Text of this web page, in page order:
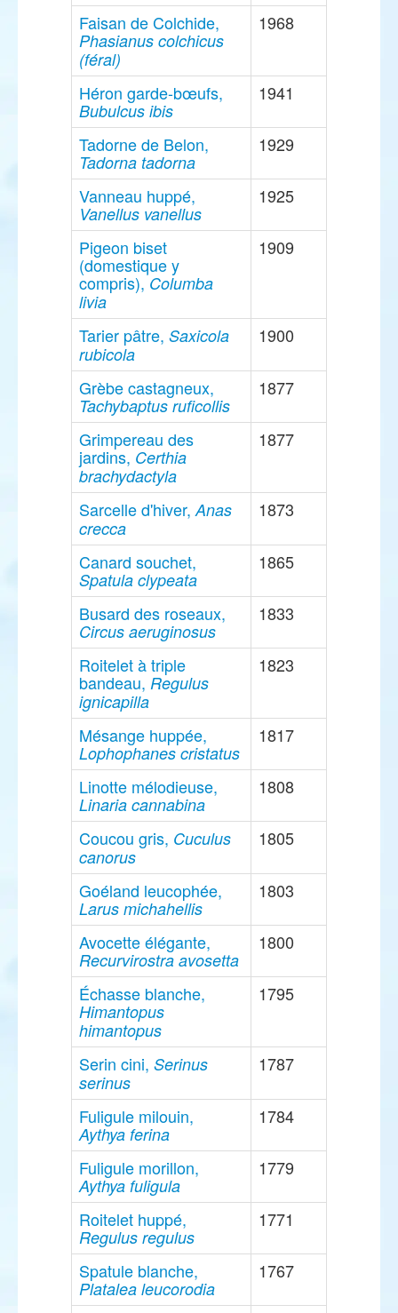
Faisan de Colchide,
Phasianus colchicus
(féral)
1968
Héron garde-bœufs,
Bubulcus ibis
1941
Tadorne de Belon,
Tadorna tadorna
1929
Vanneau huppé,
Vanellus vanellus
1925
Pigeon biset
(domestique y
compris),Columba
livia
1909
Tarier pâtre, Saxicola
rubicola
1900
Grèbe castagneux,
Tachybaptus ruficollis
1877
Grimpereau des
jardins, Certhia
brachydactyla
1877
Sarcelle d'hiver,Anas
crecca
1873
Canard souchet,
Spatula clypeata
1865
Busard des roseaux,
Circus aeruginosus
1833
Roitelet à triple
bandeau, Regulus
ignicapilla
1823
Mésange huppée,
Lophophanes cristatus
1817
Linotte mélodieuse,
Linaria cannabina
1808
Coucou gris, Cuculus
canorus
1805
Goéland leucophée,
Larus michahellis
1803
Avocette élégante,
Recurvirostra avosetta
1800
Échasse blanche,
Himantopus
himantopus
1795
Serin cini, Serinus
serinus
1787
Fuligule milouin,
Aythya ferina
1784
Fuligule morillon,
Aythya fuligula
1779
Roitelet huppé,
Regulus regulus
1771
Spatule blanche,
Platalea leucorodia
1767